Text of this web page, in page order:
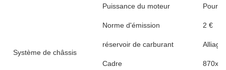
Système de châssis
Puissance du moteur Pour
Norme d'émission 2 €
réservoir de carburant
Cadre